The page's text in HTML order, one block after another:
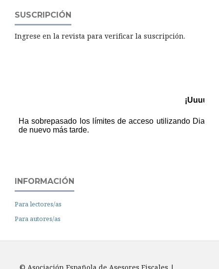
SUSCRIPCIÓN
Ingrese en la revista para verificar la suscripción.
INFORMACIÓN
Para lectores/as
Para autores/as